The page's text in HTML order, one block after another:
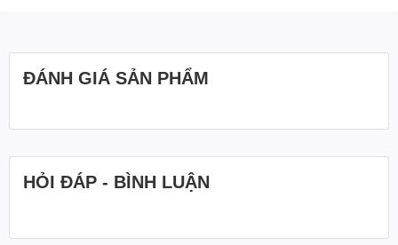
ĐÁNH GIÁ SẢN PHẨM
HỎI ĐÁP - BÌNH LUẬN